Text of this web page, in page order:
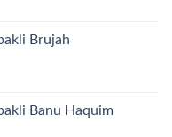
Brujah
Banu Haquim